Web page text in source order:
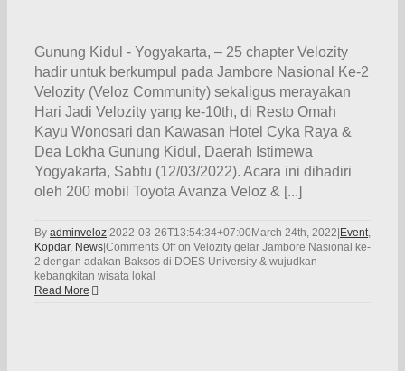
Gunung Kidul - Yogyakarta, – 25 chapter Velozity
hadir untuk berkumpul pada Jambore Nasional Ke-2
Velozity (Veloz Community) sekaligus merayakan
Hari Jadi Velozity yang ke-10th, di Resto Omah
Kayu Wonosari dan Kawasan Hotel Cyka Raya &
Dea Lokha Gunung Kidul, Daerah Istimewa
Yogyakarta, Sabtu (12/03/2022). Acara ini dihadiri
oleh 200 mobil Toyota Avanza Veloz & [...]
By adminveloz 2022-03-26T13:54:34+07:00 March 24th, 2022 Event,
Kopdar, News Comments Offon Velozity gelar Jambore Nasional ke-
2 dengan adakan Baksos di DOES University & wujudkan
kebangkitan wisata lokal
Read More